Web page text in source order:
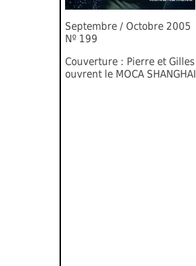
Septembre / Octobre 2005
Nº 199
Couverture : Pierre et Gilles
ouvrent le MOCA SHANGHAI